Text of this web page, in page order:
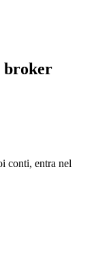
broker
conti, entra nel